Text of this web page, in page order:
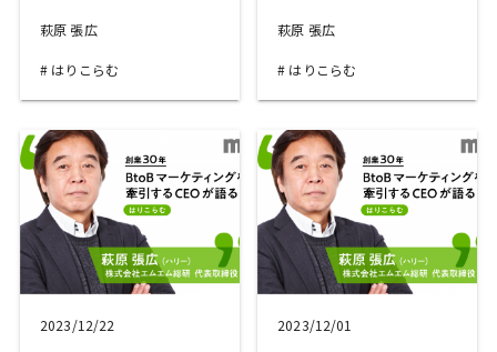
萩原 張広
はりこらむ
萩原 張広
はりこらむ
2023/12/22 2023/12/01